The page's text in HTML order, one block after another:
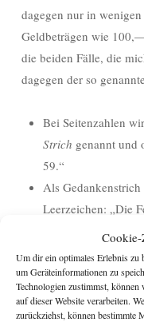
Um dir ein optimales Erlebnis zu
um Geräteinformationen zu
Technologien zustimmst,
auf dieser Website verarbeiten.
zurückziehst, können bestimmte
dagegen nur in
Geldbeträgen wie
die beiden Fälle, die
dagegen der so genannte
Bei Seitenzahlen
Strich genannt und
59.“
Als
Leerzeichen: „Die
eines Textes
Auf dem Mac lässt sich
der Tastenkombination